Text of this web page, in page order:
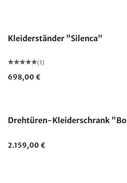
Kleiderständer "Silenca"
(1)
698,00 €
Drehtüren-Kleiderschrank
2.159,00 €